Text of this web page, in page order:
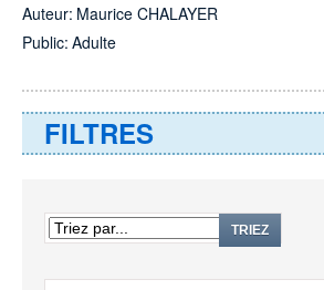
Auteur: Maurice CHALAYER
Public: Adulte
FILTRES
TRIEZ